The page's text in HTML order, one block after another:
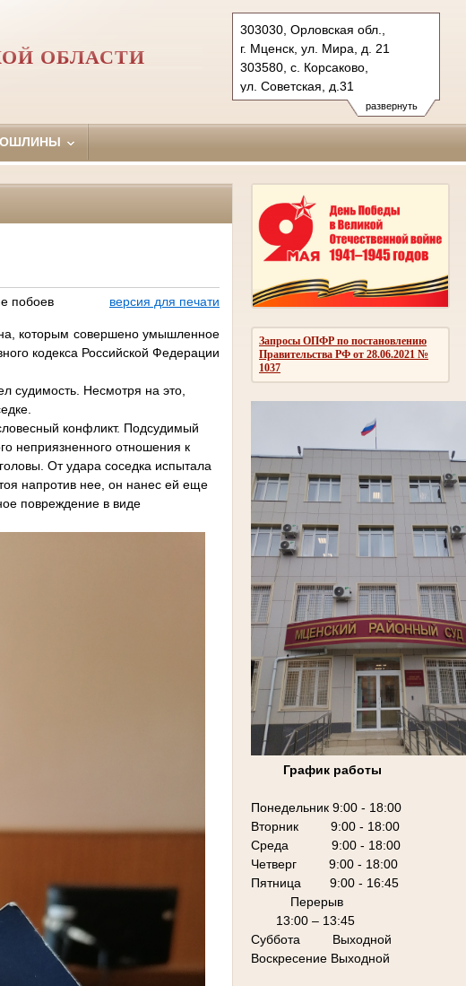
развернуть
303030, Орловская обл.,
г. Мценск, ул. Мира, д. 21
303580, с. Корсаково,
ул. Советская, д.31
Тел.: (48646) 7-43-72 (ф),
(48646) 7-43-11 (тел.)
korsakovsky.orl@sudrf.ru
ОБЛАСТИ
Запросы ОПФР по постановлению
Правительства РФ от 28.06.2021 №
1037
График работы
Понедельник 9:00 - 18:00
Вторник 9:00 - 18:00
Среда 9:00 - 18:00
Четверг 9:00 - 18:00
Пятница 9:00 - 16:45
Перерыв
13:00 – 13:45
Суббота Выходной
Воскресение Выходной
побоев
версия для печати
которым совершено умышленное
кодекса Российской Федерации
Несмотря на это,
конфликт. Подсудимый
неприязненного отношения к
От удара соседка испытала
напротив нее, он нанес ей еще
повреждение в виде